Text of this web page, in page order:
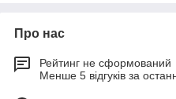
Про нас
Рейтинг не сформований
Менше 5 відгуків за